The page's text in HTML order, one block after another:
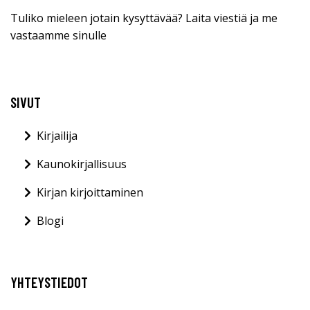
Tuliko mieleen jotain kysyttävää? Laita viestiä ja me
vastaamme sinulle
SIVUT
Kirjailija
Kaunokirjallisuus
Kirjan kirjoittaminen
Blogi
YHTEYSTIEDOT